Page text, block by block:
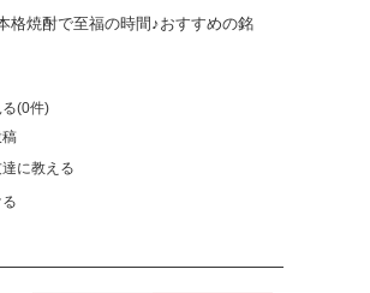
格焼酎で至福の時間♪おすすめの銘
(0件)
稿
に教える